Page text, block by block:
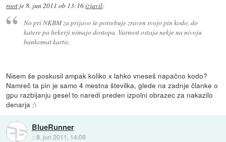
root je8. jun 2011 ob 13:16izjavil:
No pri NKBM za prijavo še potrebuje zraven svojo pin kodo, do
katere pa hekerji nimajo dostopa. Varnost ostaja nekje na nivoju
bankomat kartic.
Nisem še poskusil ampak koliko x lahko vneseš napačno kodo?
Namreč ta pin je samo 4 mestna številka, glede na zadnje članke o
gpu razbijanju gesel to naredi preden izpolni obrazec za nakazilo
denarja :\
BlueRunner
::8. jun 2011, 14:09